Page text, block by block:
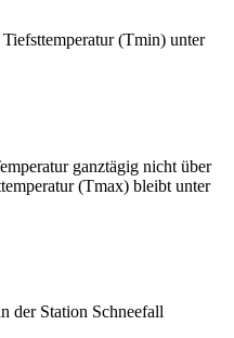
(Tmin) unter
ganztägig nicht über
(Tmax) bleibt unter
der Station Schneefall